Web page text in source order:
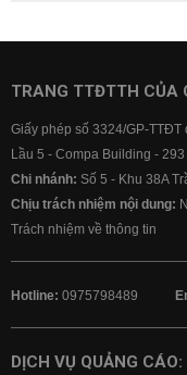
TRANG TTĐTTH CỦA
Giấy phép số 3324/GP-TTĐT
Lầu 5 - Compa Building -
Chi nhánh: Số 5 - Khu 38A
Chịu trách nhiệm nội dung:
Trách nhiệm về thông tin
Hotline: 0975798489
DỊCH VỤ QUẢNG CÁO: